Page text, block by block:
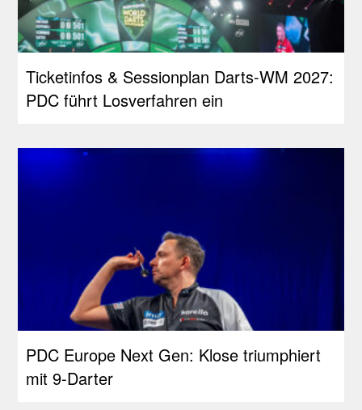
Ticketinfos & Sessionplan Darts-WM 2027:
PDC führt Losverfahren ein
PDC Europe Next Gen: Klose triumphiert
mit 9-Darter